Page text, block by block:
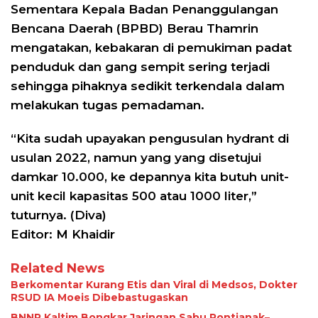
Sementara Kepala Badan Penanggulangan
Bencana Daerah (BPBD) Berau Thamrin
mengatakan, kebakaran di pemukiman padat
penduduk dan gang sempit sering terjadi
sehingga pihaknya sedikit terkendala dalam
melakukan tugas pemadaman.
“Kita sudah upayakan pengusulan hydrant di
usulan 2022, namun yang yang disetujui
damkar 10.000, ke depannya kita butuh unit-
unit kecil kapasitas 500 atau 1000 liter,”
tuturnya. (Diva)
Editor: M Khaidir
Related News
Berkomentar Kurang Etis dan Viral di Medsos, Dokter
RSUD IA Moeis Dibebastugaskan